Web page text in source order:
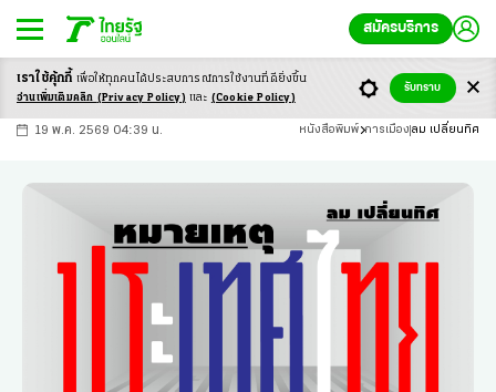
สมัครบริการ
-ก ก ก+
19 พ.ค. 2569 04:39 น. หนังสือพิมพ์ การเมือง ลม เปลี่ยนทิศ
เราใช้คุ้กกี้ เพื่อให้ทุกคนได้ประสบการณ์การใช้งานที่ดียิ่งขึ้น
อ่านเพิ่มเติมคลิก (Privacy Policy) และ (Cookie Policy)
รับทราบ